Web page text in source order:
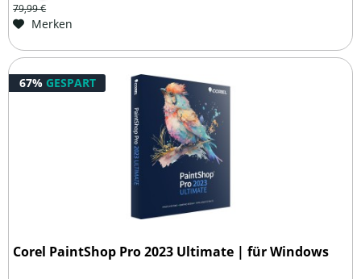
79,99 €
Merken
67% GESPART
Corel PaintShop Pro 2023 Ultimate | für Windows